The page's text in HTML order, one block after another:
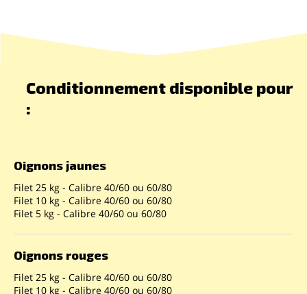
Conditionnement disponible pour
:
Oignons jaunes
Filet 25 kg - Calibre 40/60 ou 60/80
Filet 10 kg - Calibre 40/60 ou 60/80
Filet 5 kg - Calibre 40/60 ou 60/80
Oignons rouges
Filet 25 kg - Calibre 40/60 ou 60/80
Filet 10 kg - Calibre 40/60 ou 60/80